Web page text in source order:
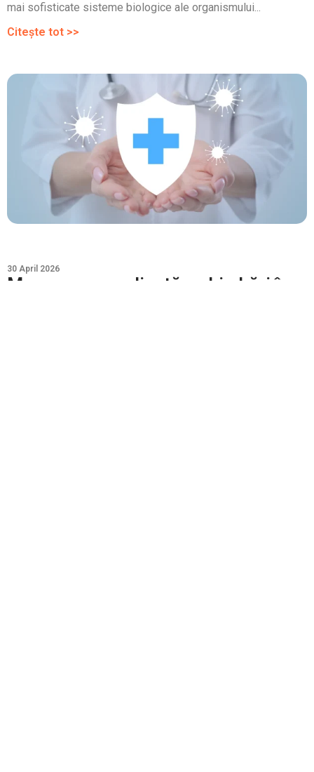
mai sofisticate sisteme biologice ale organismului...
Citește tot >>
30 April 2026
Menopauza explicată: schimbări în